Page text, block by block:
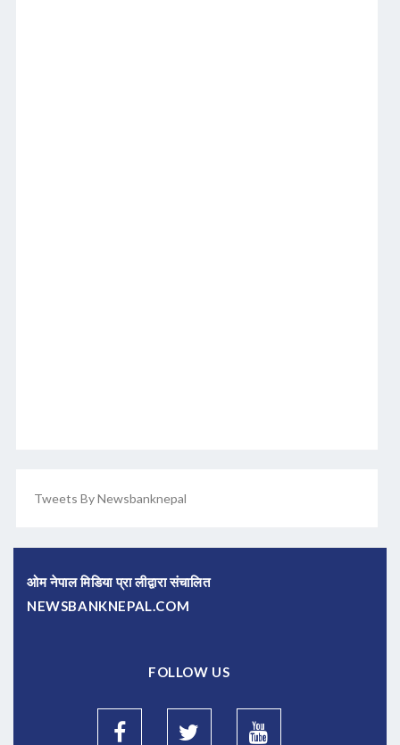
Tweets By Newsbanknepal
ओम नेपाल मिडिया प्रा लीद्वारा संचालित
NEWSBANKNEPAL.COM
FOLLOW US